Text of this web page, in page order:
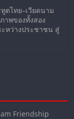
ตไทย–เวียดนาม
าพของทั้งสอง
ะหว่างประชาชน สู่
Friendship